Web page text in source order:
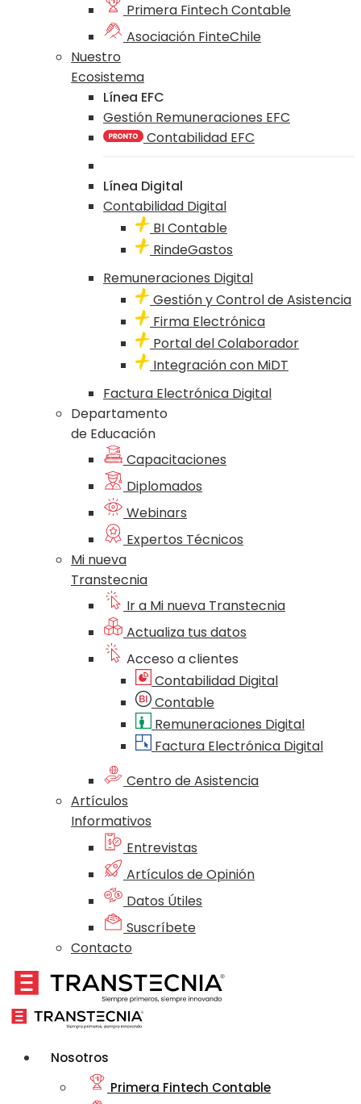
Primera Fintech Contable
Asociación FinteChile
Nuestro
Ecosistema
Línea EFC
Gestión Remuneraciones EFC
Contabilidad EFC
Línea Digital
Contabilidad Digital
BI Contable
RindeGastos
Remuneraciones Digital
Gestión y Control de Asistencia
Firma Electrónica
Portal del Colaborador
Integración con MiDT
Factura Electrónica Digital
Departamento
de Educación
Capacitaciones
Diplomados
Webinars
Expertos Técnicos
Mi nueva
Transtecnia
Ir a Mi nueva Transtecnia
Actualiza tus datos
Acceso a clientes
Contabilidad Digital
Contable
Remuneraciones Digital
Factura Electrónica Digital
Centro de Asistencia
Artículos
Informativos
Entrevistas
Artículos de Opinión
Datos Útiles
Suscríbete
Contacto
Nosotros
Primera Fintech Contable